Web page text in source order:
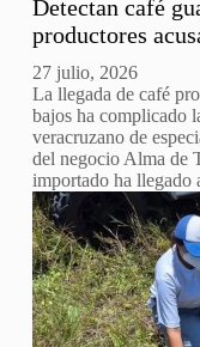
Detectan café
productores
27 julio, 2026
La llegada de café
bajos ha complicado
veracruzano de
del negocio Alma de
importado ha llegado